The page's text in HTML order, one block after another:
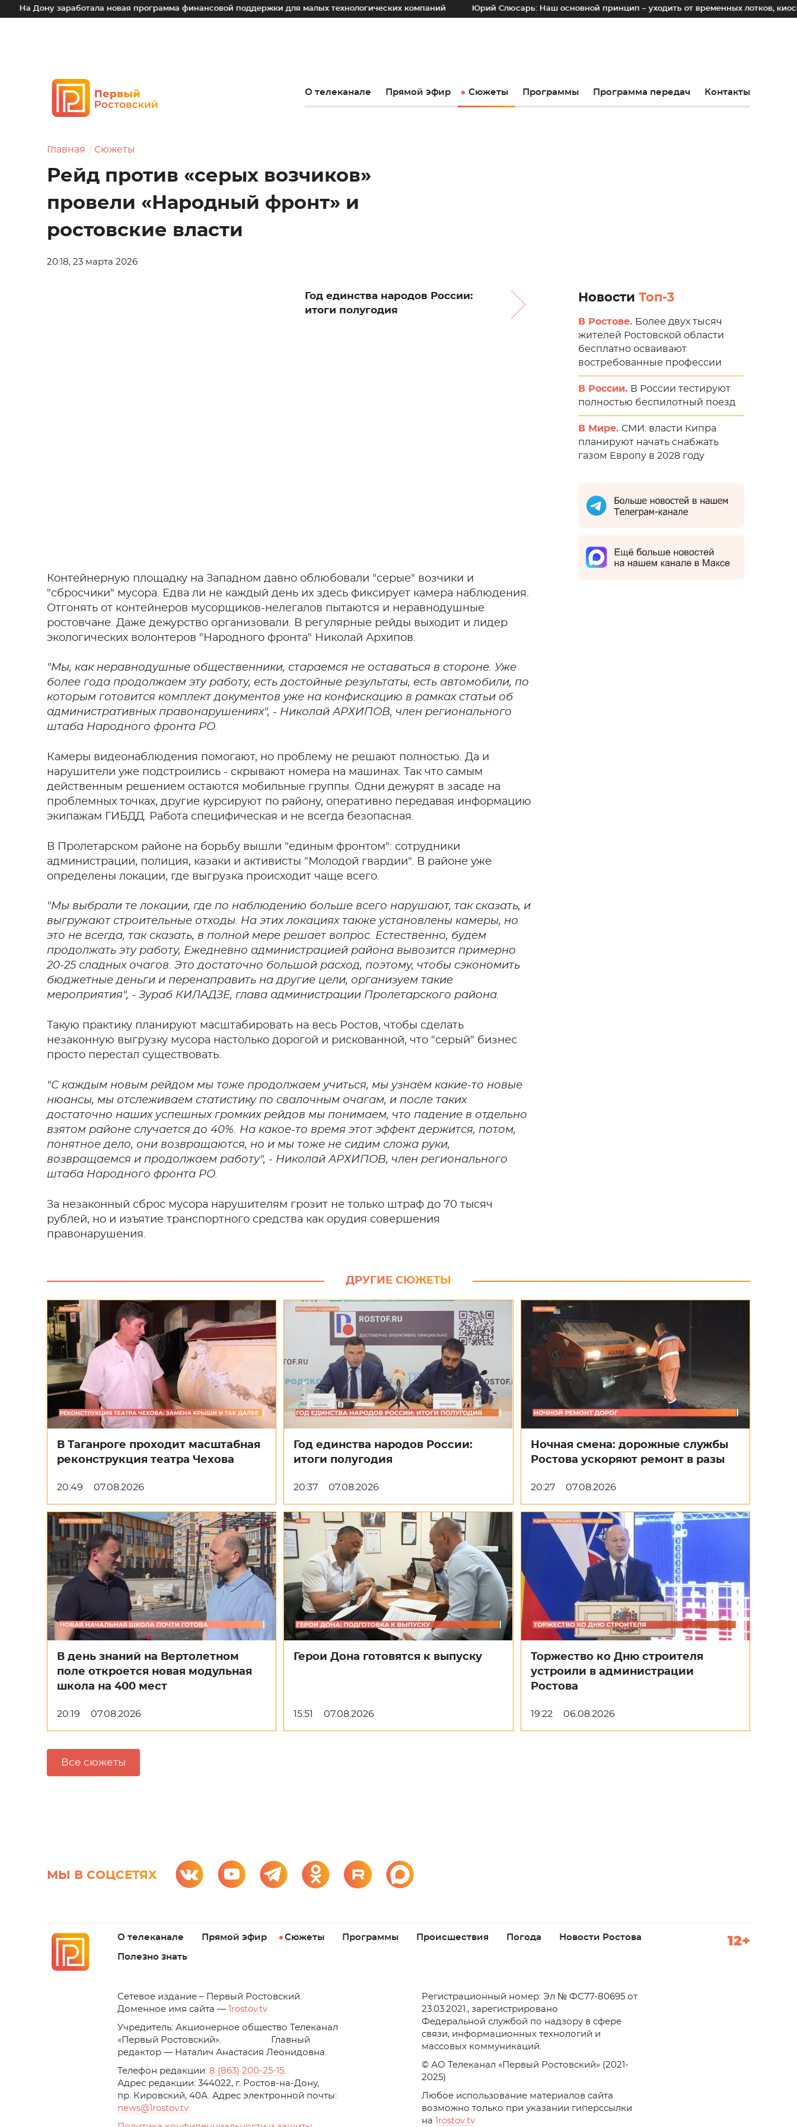
новая программа финансовой поддержки для малых технологических компаний Юрий Слюсарь: Наш основной принцип – уходить от временных лотков, киосков и палаток
О телеканале Прямой эфир Сюжеты Программы Программа передач Контакты
Главная Сюжеты
Рейд против «серых возчиков»
провели «Народный фронт» и
ростовские власти
20:18, 23 марта 2026
Год единства народов России:
итоги полугодия
Контейнерную площадку на Западном давно облюбовали "серые" возчики и
"сбросчики" мусора. Едва ли не каждый день их здесь фиксирует камера наблюдения.
Отгонять от контейнеров мусорщиков-нелегалов пытаются и неравнодушные
ростовчане. Даже дежурство организовали. В регулярные рейды выходит и лидер
экологических волонтеров "Народного фронта" Николай Архипов.
"Мы, как неравнодушные общественники, стараемся не оставаться в стороне. Уже
более года продолжаем эту работу, есть достойные результаты, есть автомобили, по
которым готовится комплект документов уже на конфискацию в рамках статьи об
административных правонарушениях", - Николай АРХИПОВ, член регионального
штаба Народного фронта РО.
Камеры видеонаблюдения помогают, но проблему не решают полностью. Да и
нарушители уже подстроились - скрывают номера на машинах. Так что самым
действенным решением остаются мобильные группы. Одни дежурят в засаде на
проблемных точках, другие курсируют по району, оперативно передавая информацию
экипажам ГИБДД. Работа специфическая и не всегда безопасная.
В Пролетарском районе на борьбу вышли "единым фронтом": сотрудники
администрации, полиция, казаки и активисты "Молодой гвардии". В районе уже
определены локации, где выгрузка происходит чаще всего.
"Мы выбрали те локации, где по наблюдению больше всего нарушают, так сказать, и
выгружают строительные отходы. На этих локациях также установлены камеры, но
это не всегда, так сказать, в полной мере решает вопрос. Естественно, будем
продолжать эту работу, Ежедневно администрацией района вывозится примерно
20-25 сладных очагов. Это достаточно большой расход, поэтому, чтобы сэкономить
бюджетные деньги и перенаправить на другие цели, организуем такие
мероприятия", - Зураб КИЛАДЗЕ, глава администрации Пролетарского района.
Такую практику планируют масштабировать на весь Ростов, чтобы сделать
незаконную выгрузку мусора настолько дорогой и рискованной, что "серый" бизнес
просто перестал существовать.
"С каждым новым рейдом мы тоже продолжаем учиться, мы узнаём какие-то новые
нюансы, мы отслеживаем статистику по свалочным очагам, и после таких
достаточно наших успешных громких рейдов мы понимаем, что падение в отдельно
взятом районе случается до 40%. На какое-то время этот эффект держится, потом,
понятное дело, они возвращаются, но и мы тоже не сидим сложа руки,
возвращаемся и продолжаем работу", - Николай АРХИПОВ, член регионального
штаба Народного фронта РО.
За незаконный сброс мусора нарушителям грозит не только штраф до 70 тысяч
рублей, но и изъятие транспортного средства как орудия совершения
правонарушения.
Новости Топ-3
В Ростове. Более двух тысяч
жителей Ростовской области
бесплатно осваивают
востребованные профессии
В России. В России тестируют
полностью беспилотный поезд
В Мире. СМИ: власти Кипра
планируют начать снабжать
газом Европу в 2028 году
ДРУГИЕ СЮЖЕТЫ
В Таганроге проходит масштабная
реконструкция театра Чехова
20:49 07.08.2026
Год единства народов России:
итоги полугодия
20:37 07.08.2026
Ночная смена: дорожные службы
Ростова ускоряют ремонт в разы
20:27 07.08.2026
В день знаний на Вертолетном
поле откроется новая модульная
школа на 400 мест
20:19 07.08.2026
Герои Дона готовятся к выпуску
15:51 07.08.2026
Торжество ко Дню строителя
устроили в администрации
Ростова
19:22 06.08.2026
Все сюжеты
МЫ В СОЦСЕТЯХ
О телеканале Прямой эфир Сюжеты Программы Происшествия Погода Новости Ростова
Полезно знать
12+
Cетевое издание – Первый Ростовский.
Доменное имя сайта —
1rostov.tv
Учредитель: Акционерное общество Телеканал
«Первый Ростовский». Главный
редактор — Наталич Анастасия Леонидовна.
Телефон редакции: 8 (863) 200-25-15.
Адрес редакции: 344022, г. Ростов-на-Дону,
пр. Кировский, 40А. Адрес электронной почты:
news@1rostov.tv
Регистрационный номер: Эл № ФС77-80695 от
23.03.2021., зарегистрировано
Федеральной службой по надзору в сфере
связи, информационных технологий и
массовых коммуникаций.
© АО Телеканал «Первый Ростовский» (2021-
2025)
Любое использование материалов сайта
возможно только при указании гиперссылки
на
rostov.tv